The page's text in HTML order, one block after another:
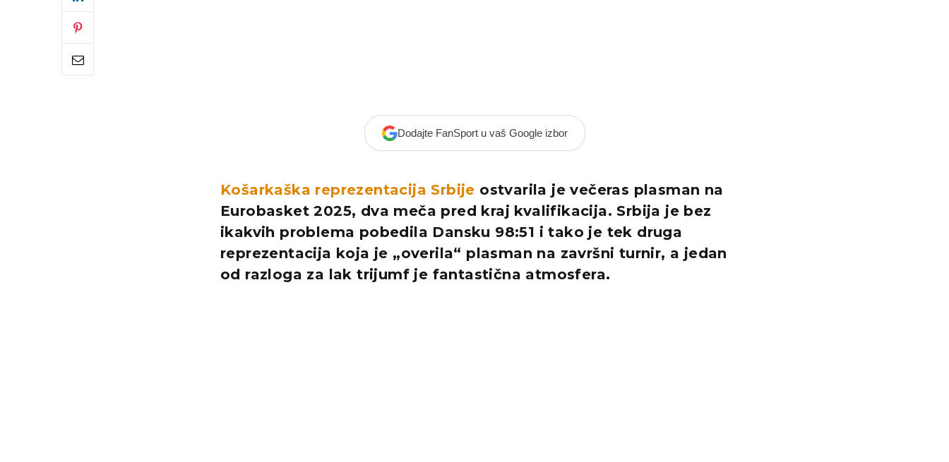
Dodajte FanSport u vaš Google izbor
Košarkaška reprezentacija Srbije ostvarila je večeras plasman na
Eurobasket 2025, dva meča pred kraj kvalifikacija. Srbija je bez
ikakvih problema pobedila Dansku 98:51 i tako je tek druga
reprezentacija koja je „overila“ plasman na završni turnir, a jedan
od razloga za lak trijumf je fantastična atmosfera.